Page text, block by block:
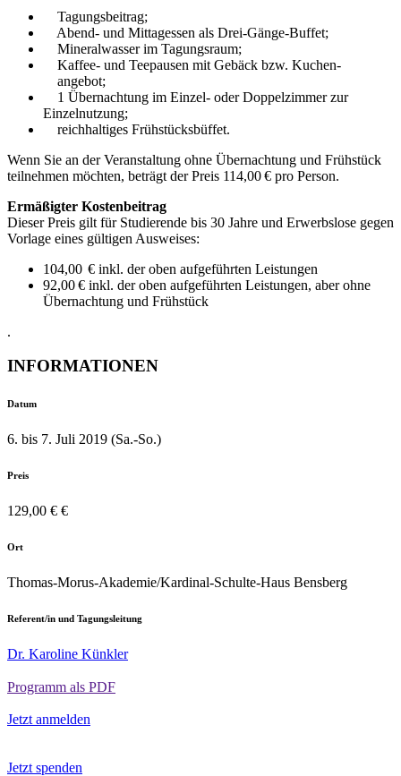
Tagungsbeitrag;
Abend- und Mittagessen als Drei-Gänge-Buffet;
Mineralwasser im Tagungsraum;
Kaffee- und Teepausen mit Gebäck bzw. Kuchen-
angebot;
1 Übernachtung im Einzel- oder Doppelzimmer zur
Einzelnutzung;
reichhaltiges Frühstücksbüffet.
Wenn Sie an der Veranstaltung ohne Übernachtung und Frühstück
teilnehmen möchten, beträgt der Preis 114,00 € pro Person.
Ermäßigter Kostenbeitrag
Dieser Preis gilt für Studierende bis 30 Jahre und Erwerbslose gegen
Vorlage eines gültigen Ausweises:
104,00 € inkl. der oben aufgeführten Leistungen
92,00 € inkl. der oben aufgeführten Leistungen, aber ohne
Übernachtung und Frühstück
.
INFORMATIONEN
Datum
6. bis 7. Juli 2019 (Sa.-So.)
Preis
129,00 € €
Ort
Thomas-Morus-Akademie/Kardinal-Schulte-Haus Bensberg
Referent/in und Tagungsleitung
Dr. Karoline Künkler
Programm als PDF
Jetzt anmelden
Jetzt spenden